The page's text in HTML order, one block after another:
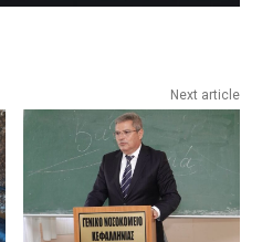
Next article